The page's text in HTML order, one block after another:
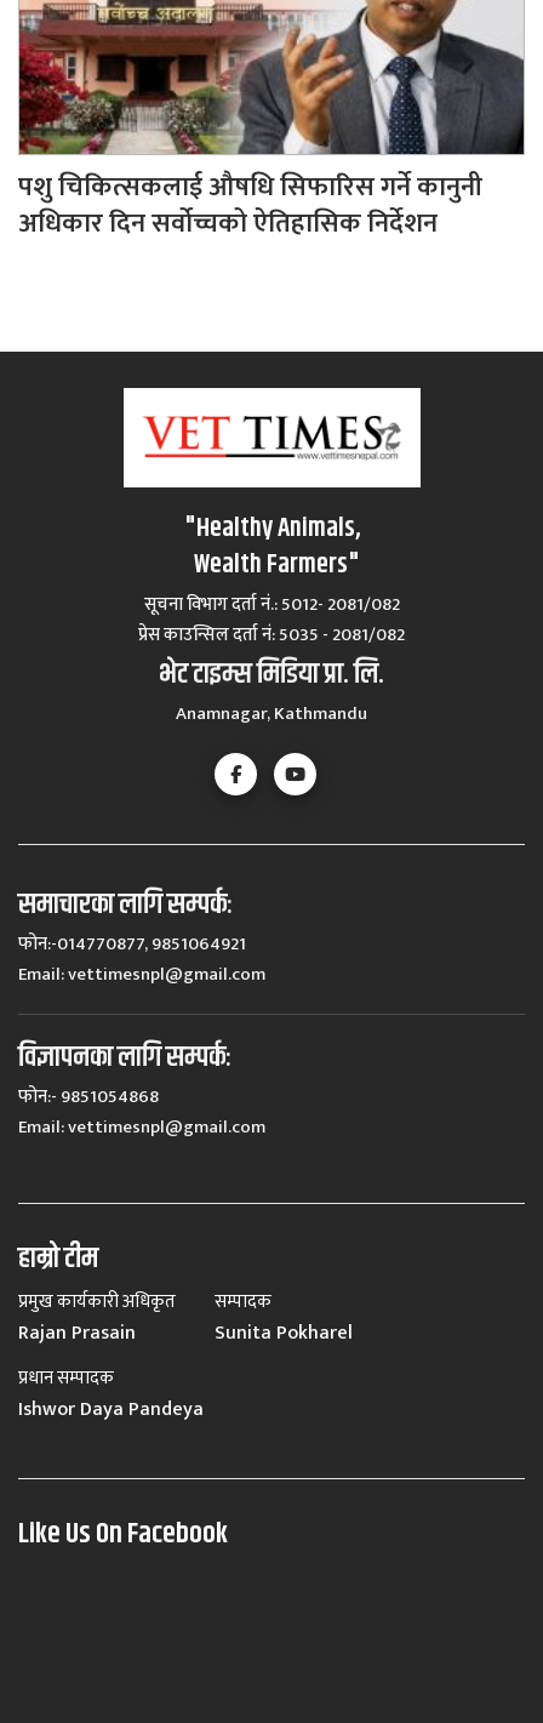
पशु चिकित्सकलाई औषधि सिफारिस गर्ने कानुनी
अधिकार दिन सर्वोच्चको ऐतिहासिक निर्देशन
"Healthy Animals,
Wealth Farmers"
सूचना विभाग दर्ता नं.: 5012- 2081/082
प्रेस काउन्सिल दर्ता नं‍: 5035 - 2081/082
भेट टाइम्स मिडिया प्रा. लि.
Anamnagar, Kathmandu
समाचारका लागि सम्पर्कः
फोन:-014770877, 9851064921
Email:vettimesnpl@gmail.com
विज्ञापनका लागि सम्पर्कः
फोन:- 9851054868
Email:vettimesnpl@gmail.com
हाम्रो टीम
प्रमुख कार्यकारी अधिकृत
Rajan Prasain
सम्पादक
Sunita Pokharel
प्रधान सम्पादक
Ishwor Daya Pandeya
Like Us On Facebook